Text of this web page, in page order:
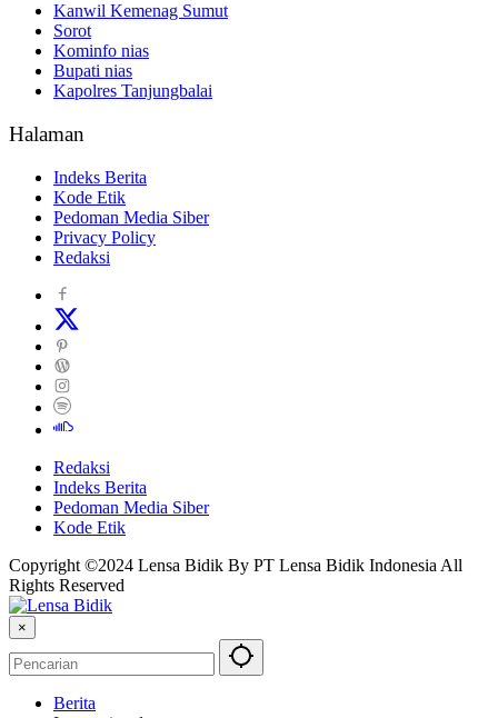
Kanwil Kemenag Sumut
Sorot
Kominfo nias
Bupati nias
Kapolres Tanjungbalai
Halaman
Indeks Berita
Kode Etik
Pedoman Media Siber
Privacy Policy
Redaksi
Redaksi
Indeks Berita
Pedoman Media Siber
Kode Etik
Copyright ©2024 Lensa Bidik By PT Lensa Bidik Indonesia All
Rights Reserved
×
Berita